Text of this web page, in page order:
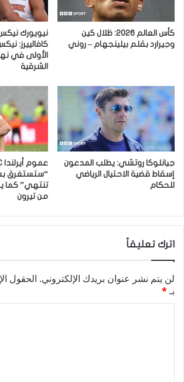
كأس العالم 2026: ظلال كين
وجيرارد بقلم بيلينجهام – روني
كافالييرز:
الأولى في
الشرقية
جيانلوكا روتشي: يطلب المدعون
إسقاط قضية الاحتيال الرياضي
للحكام
“ستستغرق
تنتهي” كما
من تيرون
اترك تعليقاً
لن يتم نشر عنوان بريدك الإلكتروني. الحقول
بـ*